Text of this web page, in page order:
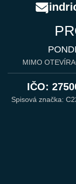
MIMO
IČO:
Spisová značka: